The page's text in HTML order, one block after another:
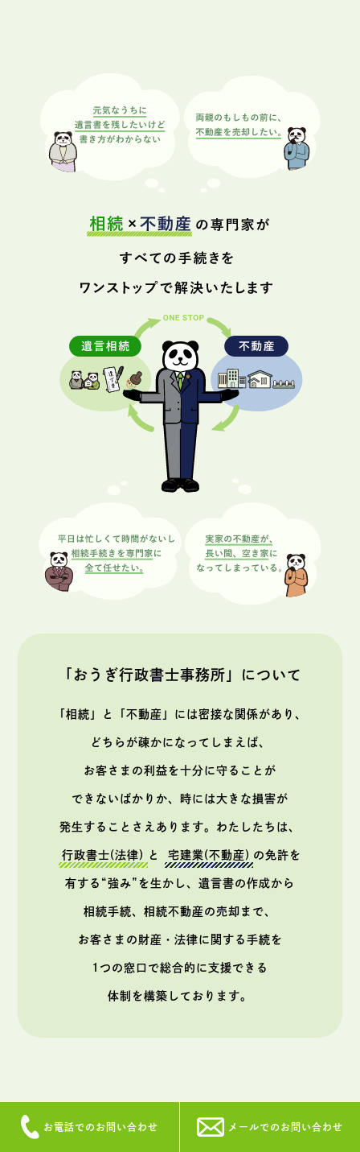
「おうぎ行政書士事務所」について
「相続」と「不動産」には密接な関係があり、
どちらが疎かになってしまえば、
お客さまの利益を十分に守ることが
できないばかりか、時には大きな損害が
発生することさえあります。 わたしたちは、
行政書士(法律) と 宅建業(不動産) の免許を
有する“強み”を生かし、 遺言書の作成から
相続手続、相続不動産の売却まで、
お客さまの財産・法律に関する手続を
1つの窓口で総合的に支援できる
体制を構築しております。
お電話でのお問い合わせ メールでのお問い合わせ